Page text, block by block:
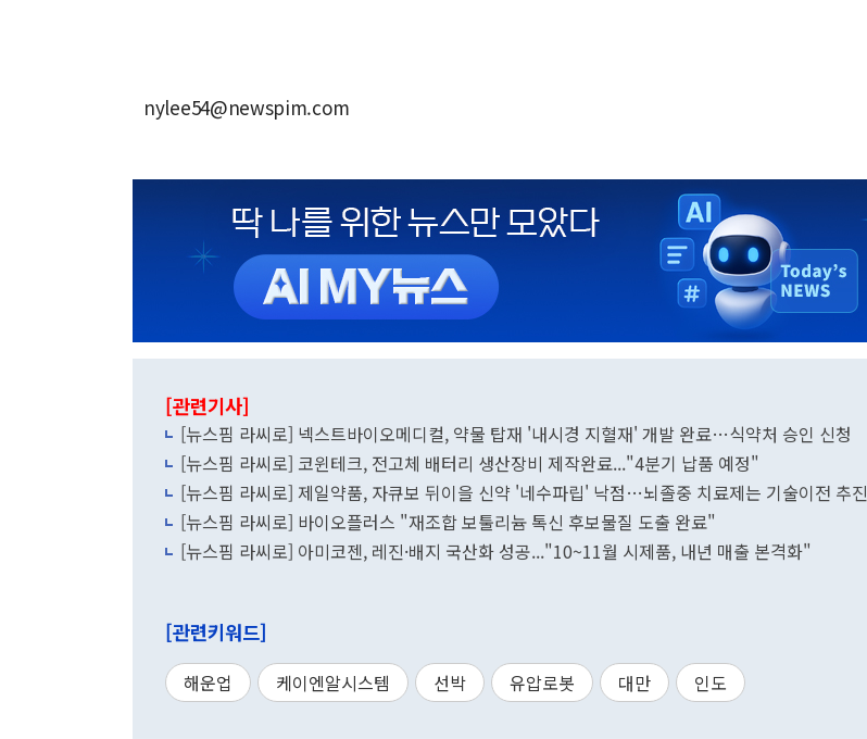
nylee54@newspim.com
[관련기사]
[뉴스핌 라씨로] 넥스트바이오메디컬, 약물 탑재 '내시경 지혈재' 개발 완료…식약처 승인 신청
[뉴스핌 라씨로] 코윈테크, 전고체 배터리 생산장비 제작완료..."4분기 납품 예정"
[뉴스핌 라씨로] 제일약품, 자큐보 뒤이을 신약 '네수파립' 낙점…뇌졸중 치료제는 기술이전 추진
[뉴스핌 라씨로] 바이오플러스 "재조합 보툴리늄 톡신 후보물질 도출 완료"
[뉴스핌 라씨로] 아미코젠, 레진·배지 국산화 성공..."10~11월 시제품, 내년 매출 본격화"
[관련키워드]
해운업 케이엔알시스템 선박 유압로봇 대만 인도